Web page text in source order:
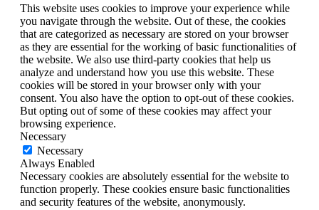
This website uses cookies to improve your experience while
you navigate through the website. Out of these, the cookies
that are categorized as necessary are stored on your browser
as they are essential for the working of basic functionalities of
the website. We also use third-party cookies that help us
analyze and understand how you use this website. These
cookies will be stored in your browser only with your
consent. You also have the option to opt-out of these cookies.
But opting out of some of these cookies may affect your
browsing experience.
Necessary
Necessary
Always Enabled
Necessary cookies are absolutely essential for the website to
function properly. These cookies ensure basic functionalities
and security features of the website, anonymously.